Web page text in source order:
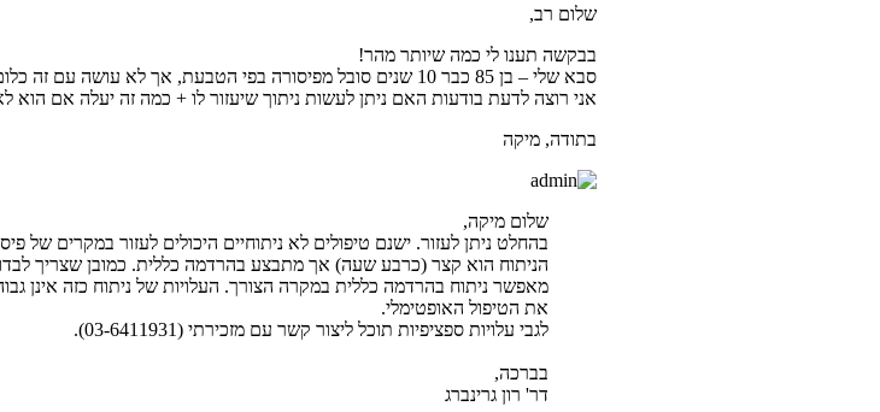
שלום רב,
בבקשה תענו לי כמה שיותר מהר!
סבא שלי – בן 85 כבר 10 שנים סובל מפיסורה בפי הטבעת, אך לא עושה עם זה כלום – מתבייש..
אני רוצה לדעת בודעות האם ניתן לעשות ניתוך שיעזור לו + כמה זה יעלה אם הוא
בתודה, מיקה
שלום מיקה,
בהחלט ניתן לעזור. ישנם טיפולים לא ניתוחיים היכולים לעזור במקרים של
הניתוח הוא קצר (כרבע שעה) אך מתבצע בהרדמה כללית. כמובן שצריך
מאפשר ניתוח בהרדמה כללית במקרה הצורך. העלויות של ניתוח כזה אינן
את הטיפול האופטימלי.
לגבי עלויות ספציפיות תוכל ליצור קשר עם מזכירתי (03-6411931).
בברכה,
דר' רון גרינברג